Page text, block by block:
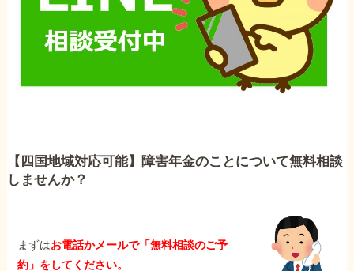
【四国地域対応可能】障害年金のことについて無料相談
しませんか？
まずはお電話かメールで「無料相談のご予
約」をしてください。